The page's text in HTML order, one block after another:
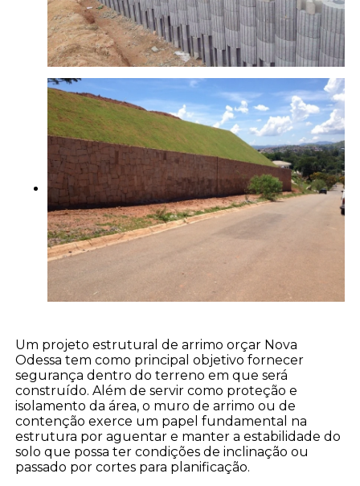
Um projeto estrutural de arrimo orçar Nova
Odessa tem como principal objetivo fornecer
segurança dentro do terreno em que será
construído. Além de servir como proteção e
isolamento da área, o muro de arrimo ou de
contenção exerce um papel fundamental na
estrutura por aguentar e manter a estabilidade do
solo que possa ter condições de inclinação ou
passado por cortes para planificação.